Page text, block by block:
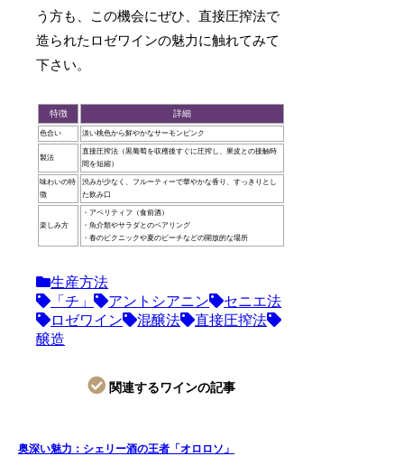
う方も、この機会にぜひ、直接圧搾法で
造られたロゼワインの魅力に触れてみて
下さい。
特徴 詳細
色合い 淡い桃色から鮮やかなサーモンピンク
製法
直接圧搾法（黒葡萄を収穫後すぐに圧搾し、果皮との接触時
間を短縮）
味わいの特
徴
渋みが少なく、フルーティーで華やかな香り、すっきりとし
た飲み口
楽しみ方
・アペリティフ（食前酒）
・魚介類やサラダとのペアリング
・春のピクニックや夏のビーチなどの開放的な場所
生産方法
「チ」
アントシアニン
セニエ法
ロゼワイン
混醸法
直接圧搾法
醸造
関連するワインの記事
奥深い魅力：シェリー酒の王者「オロロソ」